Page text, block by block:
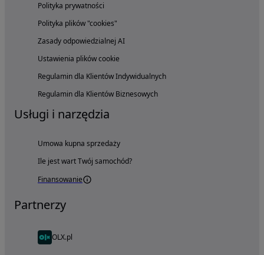
Polityka prywatności
Polityka plików "cookies"
Zasady odpowiedzialnej AI
Ustawienia plików cookie
Regulamin dla Klientów Indywidualnych
Regulamin dla Klientów Biznesowych
Usługi i narzędzia
Umowa kupna sprzedaży
Ile jest wart Twój samochód?
Finansowanie
Partnerzy
OLX.pl